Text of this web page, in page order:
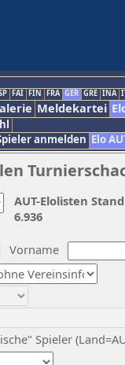
FAI FIN FRA GER GRE INA
Meldekartei
anmelden Elo
Vorname
Spieler
AUT-Elolisten
6.936